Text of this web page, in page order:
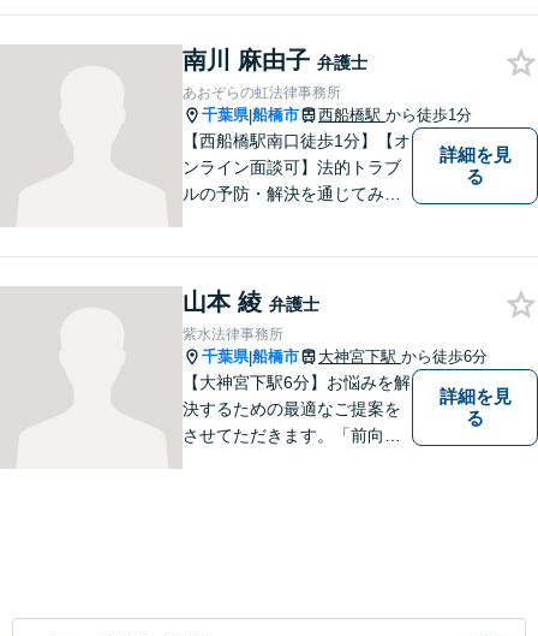
す！複数弁護士在籍で、複雑
な事件にも迅速に対処可能！
【夜間・土日相談可】
南川 麻由子 弁護士
あおぞらの虹法律事務所
千葉県|船橋市 西船橋駅 から徒歩1分
【西船橋駅南口徒歩1分】【オ
ンライン面談可】法的トラブ
ルの予防・解決を通じてみな
お気軽にお問い合わせくださ
い。
詳細を見
る
山本 綾 弁護士
紫水法律事務所
千葉県|船橋市 大神宮下駅 から徒歩6分
【大神宮下駅6分】お悩みを解
決するための最適なご提案を
させてただきます。「前向き
詳細を見
る